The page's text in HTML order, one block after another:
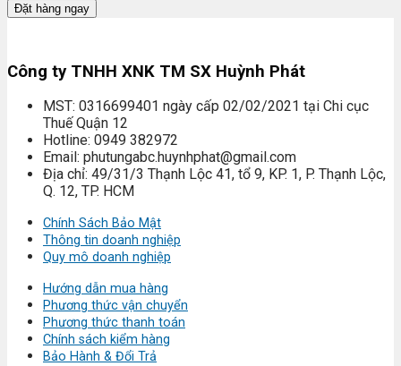
Đặt hàng ngay
Công ty TNHH XNK TM SX Huỳnh Phát
MST: 0316699401 ngày cấp 02/02/2021 tại Chi cục
Thuế Quận 12
Hotline: 0949 382972
Email: phutungabc.huynhphat@gmail.com
Địa chỉ: 49/31/3 Thạnh Lộc 41, tổ 9, KP. 1, P. Thạnh Lộc,
Q. 12, TP. HCM
Chính Sách Bảo Mật
Thông tin doanh nghiệp
Quy mô doanh nghiệp
Hướng dẫn mua hàng
Phương thức vận chuyển
Phương thức thanh toán
Chính sách kiểm hàng
Bảo Hành & Đổi Trả